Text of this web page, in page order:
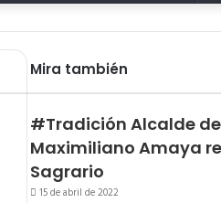
Mira también
#Tradición Alcalde de
Maximiliano Amaya
Sagrario
15 de abril de 2022